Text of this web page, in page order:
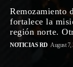
Remozamiento
fortalece la
región norte.
NOTICIAS RD August 7,